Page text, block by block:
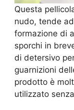
Questa
nudo, tende
formazione di
sporchi in
di detersivo
guarnizioni
prodotto è
utilizzato